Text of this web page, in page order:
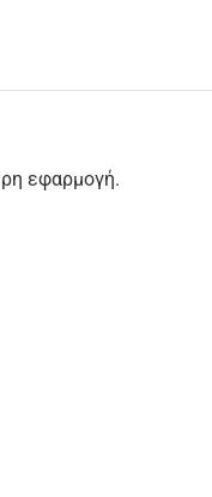
εφαρμογή.